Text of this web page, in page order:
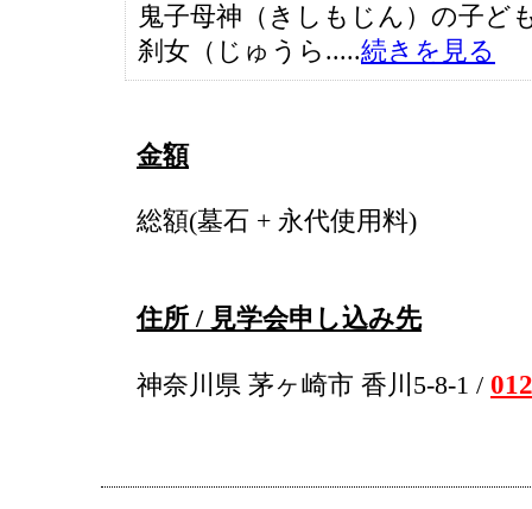
鬼子母神（きしもじん）の子ど
刹女（じゅうら.....続きを見る
金額
総額(墓石 + 永代使用料)
住所 / 見学会申し込み先
神奈川県 茅ヶ崎市 香川5-8-1 /